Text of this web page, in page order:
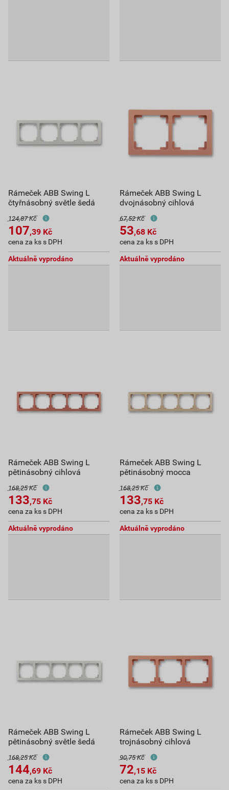
Rámeček ABB Swing L
čtyřnásobný světle šedá
124,87 Kč
107,39 Kč
cena za ks s DPH
Aktuálně vyprodáno
Rámeček ABB Swing L
dvojnásobný cihlová
67,52 Kč
53,68 Kč
cena za ks s DPH
Aktuálně vyprodáno
Rámeček ABB Swing L
pětinásobný cihlová
168,25 Kč
133,75 Kč
cena za ks s DPH
Aktuálně vyprodáno
Rámeček ABB Swing L
pětinásobný mocca
168,25 Kč
133,75 Kč
cena za ks s DPH
Aktuálně vyprodáno
Rámeček ABB Swing L
pětinásobný světle šedá
168,25 Kč
144,69 Kč
cena za ks s DPH
Rámeček ABB Swing L
trojnásobný cihlová
90,75 Kč
72,15 Kč
cena za ks s DPH